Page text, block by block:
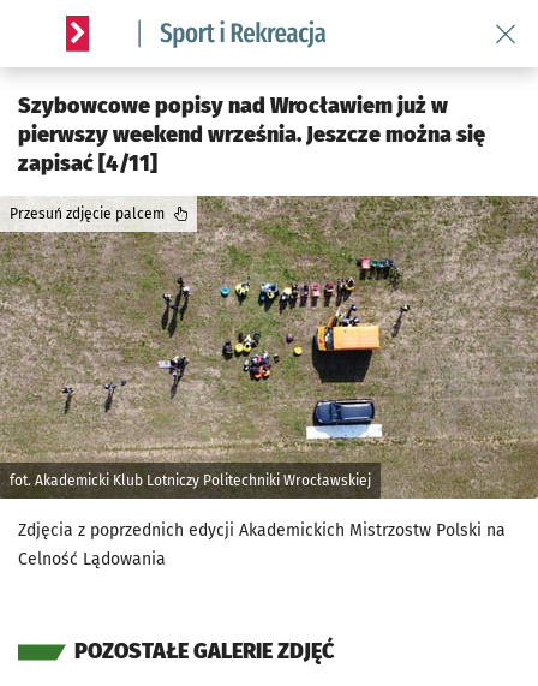
Serwis informacyjny wroclaw.pl podserwis: Sport i rekreacja
Szybowcowe popisy nad Wrocławiem już w
pierwszy weekend września. Jeszcze można się
zapisać [4/11]
fot. Akademicki Klub Lotniczy Politechniki Wrocławskiej
Przesuń zdjęcie palcem
Zdjęcia z poprzednich edycji Akademickich Mistrzostw Polski na
Celność Lądowania
POZOSTAŁE GALERIE ZDJĘĆ